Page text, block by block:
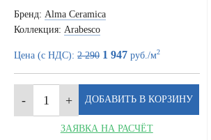
Бренд: Alma Ceramica
Коллекция: Arabesco
Цена (с НДС): 2 290 1 947 руб./м2
ЗАЯВКА НА РАСЧЁТ